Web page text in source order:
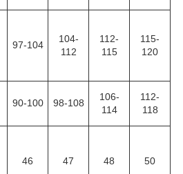
97-104
104-
112
112-
115
115-
120
90-100 98-108
106-
114
112-
118
46 47 48 50